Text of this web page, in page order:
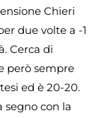
Chieri
due volte a -1
Cerca di
però sempre
ed è 20-20.
segno con la